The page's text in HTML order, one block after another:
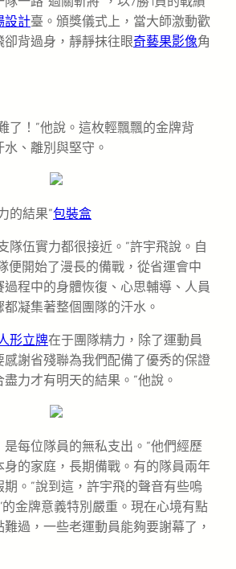
設計臺。頒獎儀式上，當大師激動歡
卻背過身，靜靜抹往眼奇藝果影像角
了！”他說。這枚輕飄飄的金牌背
、離別與堅守。
的結果”包裝盒
隊伍實力都很接近。”許宇飛說。自
便開始了漫長的備戰，從省運會中
程中的身體恢復、心思輔導、人員
凝集著整個團隊的汗水。
形立牌在于團隊精力，除了運動員
感謝省殘聯為我們配備了優秀的保證
力才有明天的結果。”他說。
每位隊員的無私支出。“他們經歷
身的家庭，長期備戰。有的隊員兩年
。”說到這，許宇飛的聲音有些嗚
的金牌意義特別嚴重。現在心境有點
過，一些老運動員能夠要謝幕了，